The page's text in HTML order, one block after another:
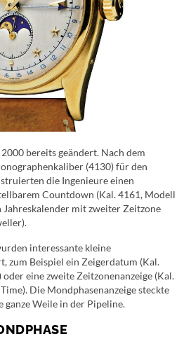
bereits geändert. Nach dem
(4130) für den
die Ingenieure einen
Countdown (Kal. 4161, Modell
Jahreskalender mit zweiter Zeitzone
interessante kleine
zum Beispiel ein Zeigerdatum (Kal.
eine zweite Zeitzonenanzeige (Kal.
Die Mondphasenanzeige steckte
ganze Weile in der Pipeline.